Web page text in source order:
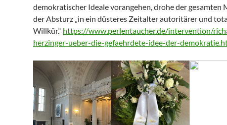
demokratischer Ideale vorangehen, drohe der gesamten
der Absturz „in ein düsteres Zeitalter autoritärer und
Willkür.“ https://www.perlentaucher.de/intervention/
herzinger-ueber-die-gefaehrdete-idee-der-